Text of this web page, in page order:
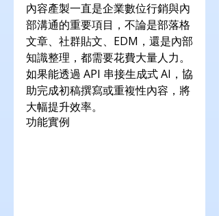
內容產製一直是企業數位行銷與內
部溝通的重要項目，不論是部落格
文章、社群貼文、EDM，還是內部
知識整理，都需要花費大量人力。
如果能透過 API 串接生成式 AI，協
助完成初稿撰寫或重複性內容，將
大幅提升效率。
功能實例